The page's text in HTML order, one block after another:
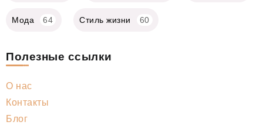
Мода 64 Стиль жизни 60
Полезные ссылки
О нас
Контакты
Блог